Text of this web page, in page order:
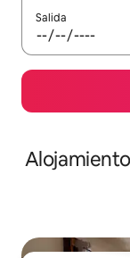
Salida